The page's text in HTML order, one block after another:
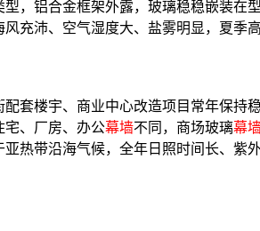
型，铝合金框架外露，玻璃稳稳嵌装在
充沛、空气湿度大、盐雾明显，夏季
套楼宇、商业中心改造项目常年保持
宅、厂房、办公幕墙不同，商场玻璃幕
热带沿海气候，全年日照时间长、紫